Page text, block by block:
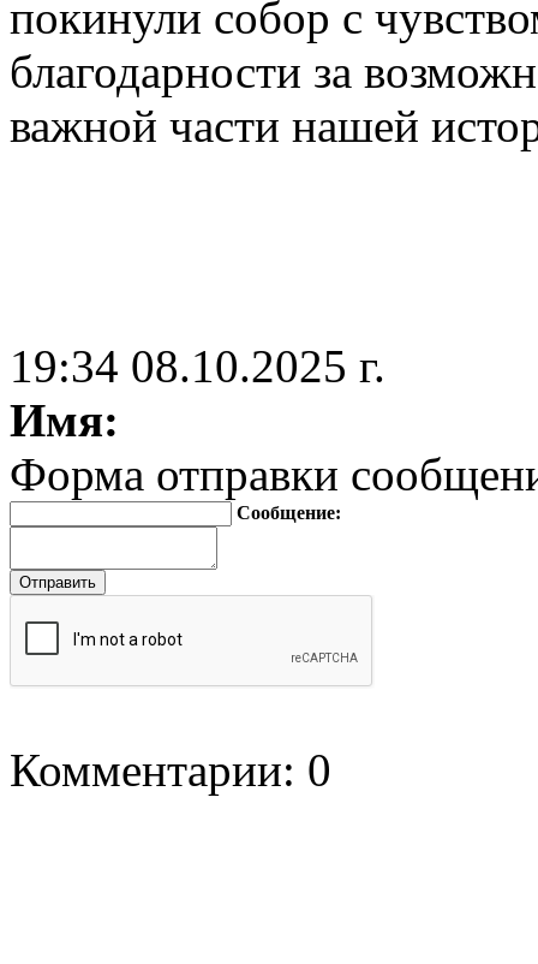
покинули собор с
благодарности за
важной части нашей
19:34 08.10.2025 г.
Имя:
Форма отправки
Сообщение:
Комментарии: 0